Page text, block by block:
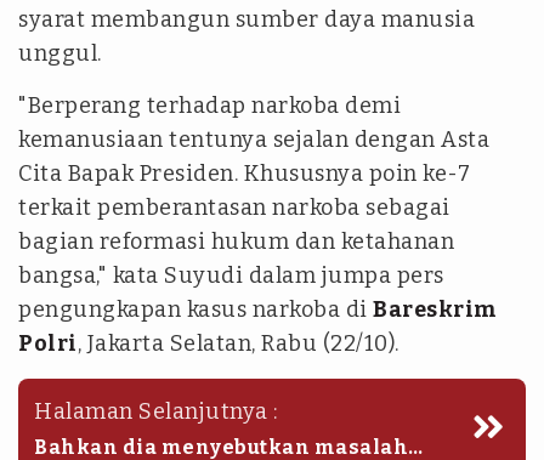
syarat membangun sumber daya manusia
unggul.
"Berperang terhadap narkoba demi
kemanusiaan tentunya sejalan dengan Asta
Cita Bapak Presiden. Khususnya poin ke-7
terkait pemberantasan narkoba sebagai
bagian reformasi hukum dan ketahanan
bangsa," kata Suyudi dalam jumpa pers
pengungkapan kasus narkoba di Bareskrim
Polri, Jakarta Selatan, Rabu (22/10).
Halaman Selanjutnya :
Bahkan dia menyebutkan masalah